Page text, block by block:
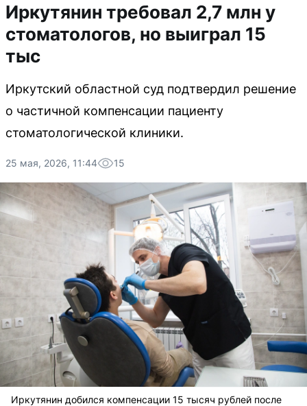
Иркутянин требовал 2,7 млн у
стоматологов, но выиграл 15
тыс
Иркутский областной суд подтвердил решение
о частичной компенсации пациенту
стоматологической клиники.
25 мая, 2026, 11:44 15
Иркутянин добился компенсации 15 тысяч рублей после